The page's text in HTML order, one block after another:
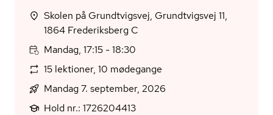
Skolen på Grundtvigsvej, Grundtvigsvej 11,
1864 Frederiksberg C
Mandag, 17:15 - 18:30
15 lektioner, 10 mødegange
Mandag 7. september, 2026
Hold nr.: 1726204413